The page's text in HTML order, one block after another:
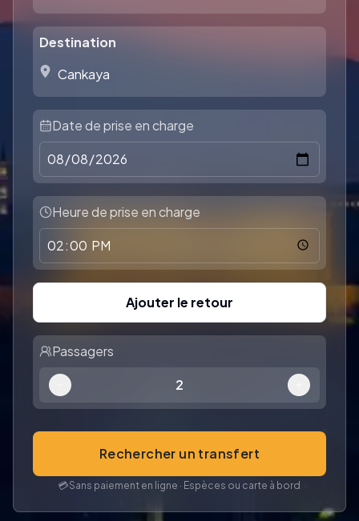
Destination
Date de prise en charge
Heure de prise en charge
Ajouter le retour
Passagers
2
Rechercher un transfert
💳Sans paiement en ligne · Espèces ou carte à bord